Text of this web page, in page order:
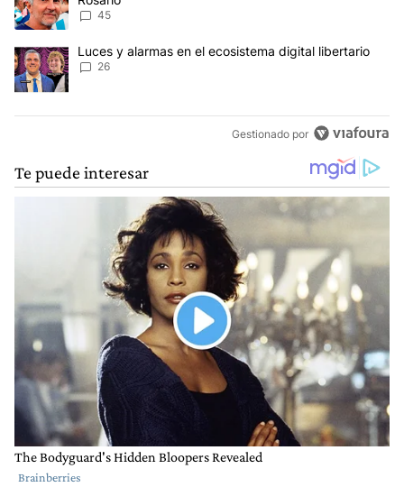
45
Un artículo de tendencia con el título "Luces y alarmas en el
Luces y alarmas en el ecosistema digital libertario
26
Gestionado por